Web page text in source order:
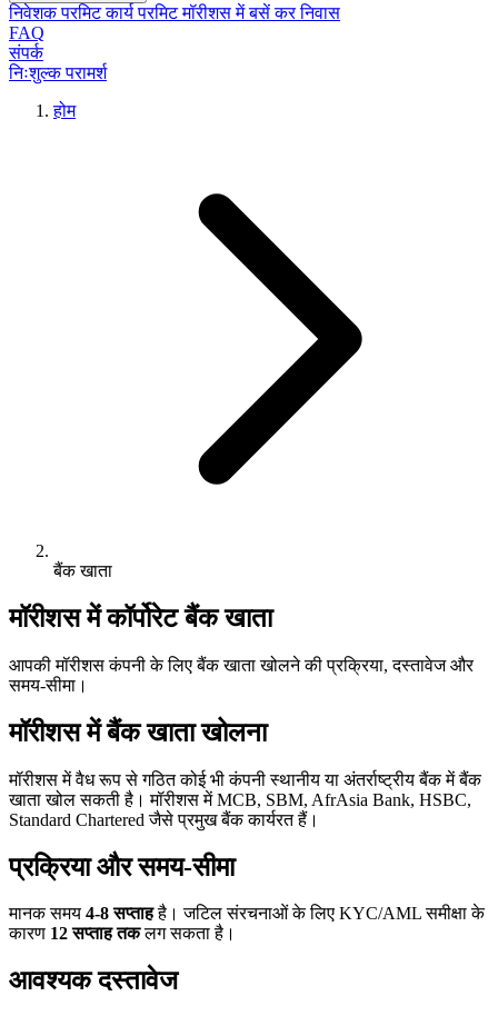
निवेशक परमिटकार्य परमिटमॉरीशस में बसेंकर निवास
FAQ
संपर्क
निःशुल्क परामर्श
होम
बैंक खाता
मॉरीशस में कॉर्पोरेट बैंक खाता
आपकी मॉरीशस कंपनी के लिए बैंक खाता खोलने की प्रक्रिया, दस्तावेज और
समय-सीमा।
मॉरीशस में बैंक खाता खोलना
मॉरीशस में वैध रूप से गठित कोई भी कंपनी स्थानीय या अंतर्राष्ट्रीय बैंक में बैंक
खाता खोल सकती है। मॉरीशस में MCB, SBM, AfrAsia Bank, HSBC,
Standard Chartered जैसे प्रमुख बैंक कार्यरत हैं।
प्रक्रिया और समय-सीमा
मानक समय 4-8 सप्ताहहै। जटिल संरचनाओं के लिए KYC/AML समीक्षा के
कारण 12 सप्ताह तकलग सकता है।
आवश्यक दस्तावेज